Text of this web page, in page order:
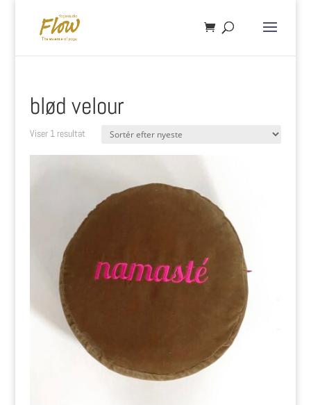
blød velour
Viser 1 resultat